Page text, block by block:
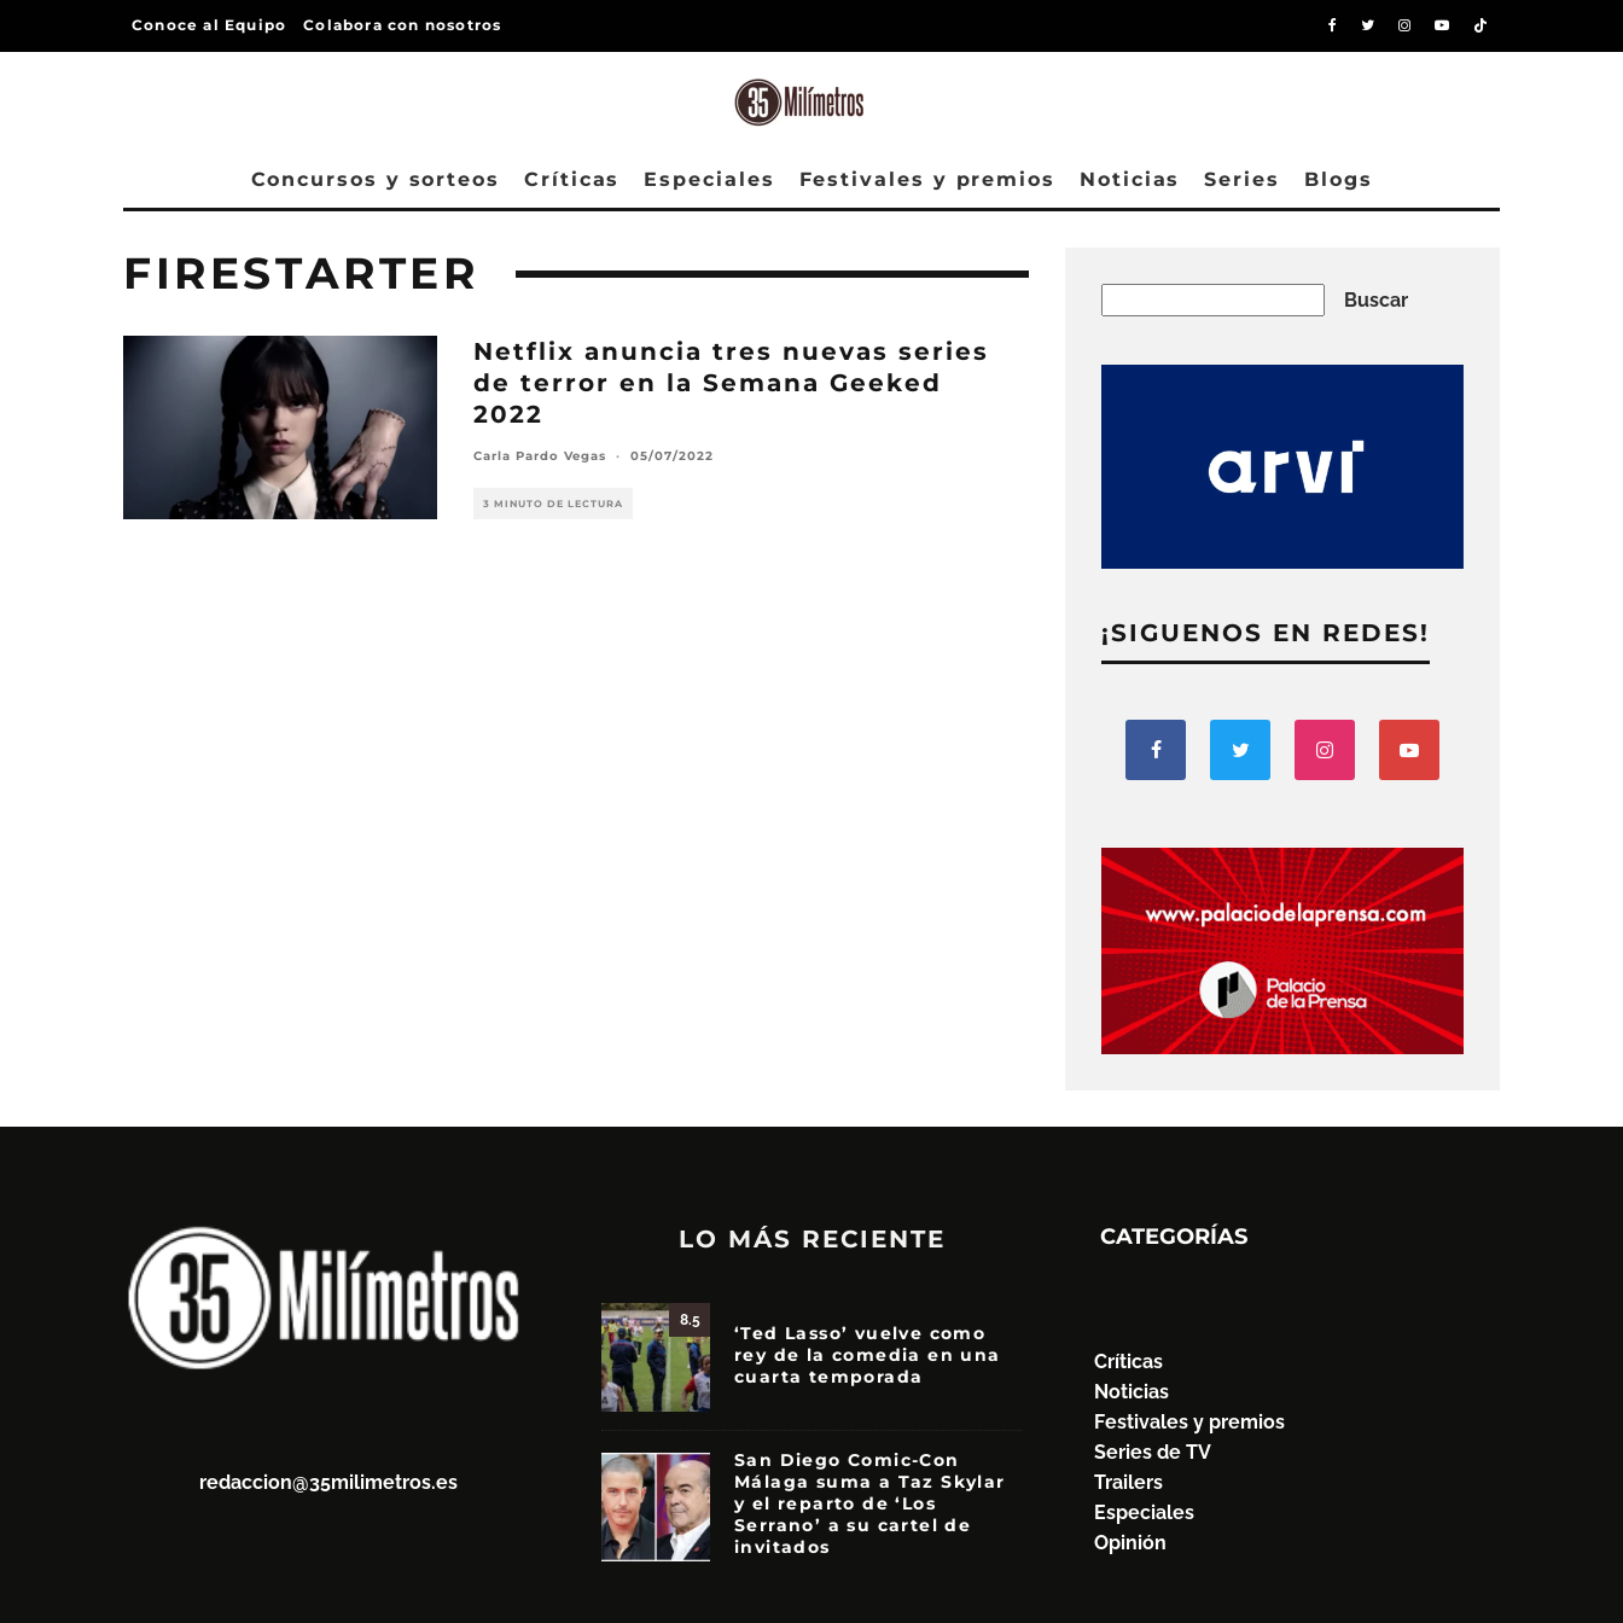
Conoce al Equipo Colabora con nosotros
Concursos y sorteos Críticas Especiales Festivales y premios Noticias Series Blogs
FIRESTARTER
Netflix anuncia tres nuevas series
de terror en la Semana Geeked
2022
Carla Pardo Vegas · 05/07/2022
3 MINUTO DE LECTURA
Buscar
¡SIGUENOS EN REDES!
redaccion@35milimetros.es
LO MÁS RECIENTE
8.5
‘Ted Lasso’ vuelve como
rey de la comedia en una
cuarta temporada
San Diego Comic-Con
Málaga suma a Taz Skylar
y el reparto de ‘Los
Serrano’ a su cartel de
invitados
CATEGORÍAS
Críticas
Noticias
Festivales y premios
Series de TV
Trailers
Especiales
Opinión